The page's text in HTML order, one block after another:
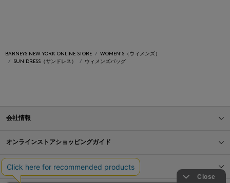
BARNEYS NEW YORK ONLINE STORE
WOMEN'S（ウィメンズ）
SUN DRESS（サンドレス）
ウィメンズバッグ
会社情報
オンラインストアショッピングガイド
店舗情報